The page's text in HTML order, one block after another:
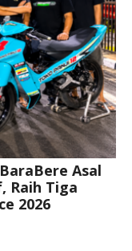
Asal
Raih Tiga
2026